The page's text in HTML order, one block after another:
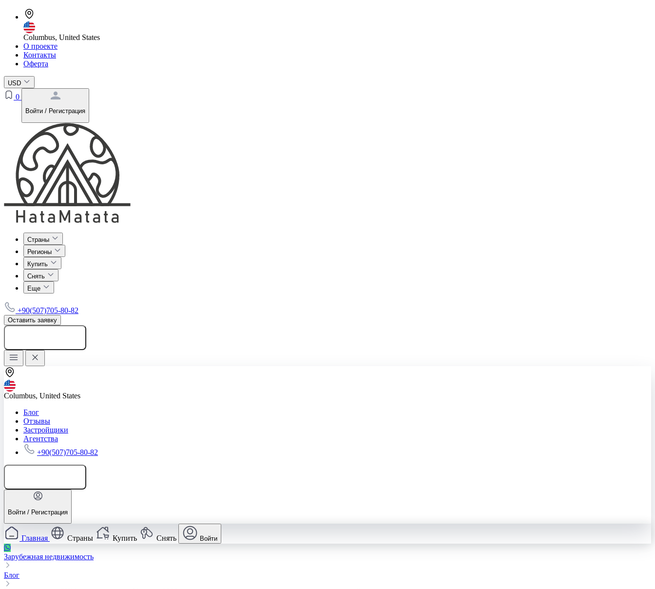
Columbus, United States
О проекте
Контакты
Оферта
USD
0
Войти / Регистрация
Страны
Регионы
Купить
Снять
Еще
+90(507)705-80-82
Оставить заявку
Columbus, United States
Блог
Отзывы
Застройщики
Агентства
+90(507)705-80-82
Войти / Регистрация
Главная Страны Купить Снять Войти
Зарубежная недвижимость
Блог